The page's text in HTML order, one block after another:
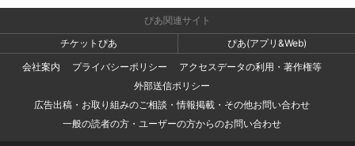
ぴあ関連サイト
チケットぴあ
ぴあ(アプリ&Web)
会社案内
プライバシーポリシー
アクセスデータの利用・著作権等
外部送信ポリシー
広告出稿・お取り組みのご相談・情報掲載・その他お問い合わせ
一般の読者の方・ユーザーの方からのお問い合わせ